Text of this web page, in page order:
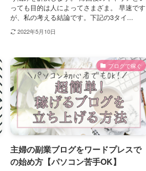
っても目的は人によってさまざま。 早速です
が、私の考える結論です。下記の3タイ...
2022年5月10日
ブログで稼ぐ
主婦の副業ブログをワードプレスで
の始め方【パソコン苦手OK】